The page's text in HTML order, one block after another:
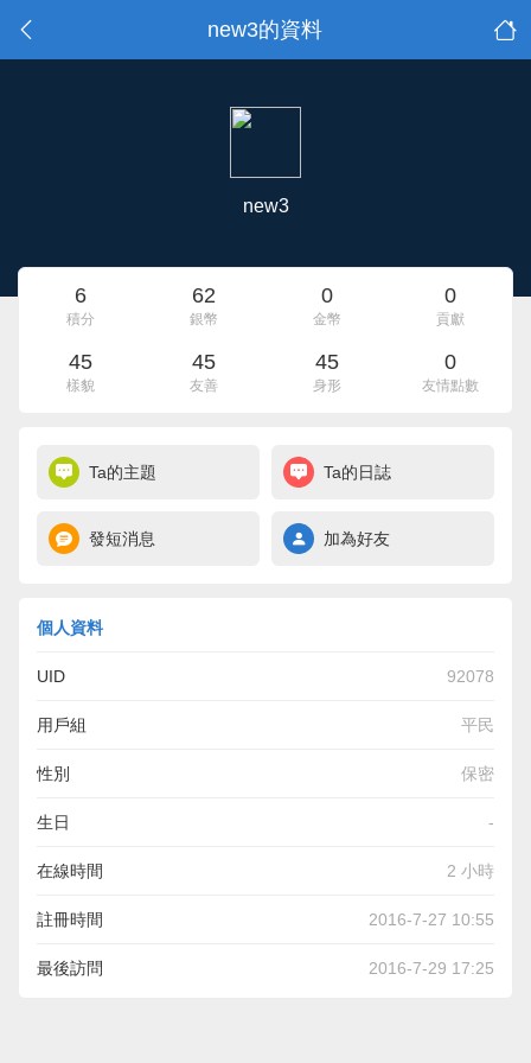
new3的資料
new3
6
積分
62
銀幣
0
金幣
0
貢獻
45
樣貌
45
友善
45
身形
0
友情點數
Ta的主題 Ta的日誌
發短消息 加為好友
個人資料
UID 92078
用戶組 平民
性別 保密
生日 -
在線時間 2 小時
註冊時間 2016-7-27 10:55
最後訪問 2016-7-29 17:25